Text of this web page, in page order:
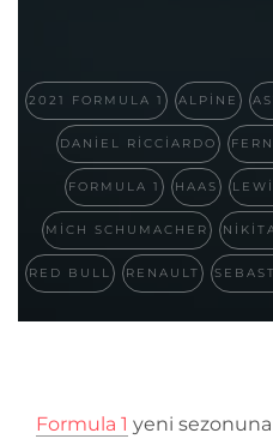
2021 FORMULA 1 ALPINE
DANIEL RICCIARDO
FORMULA 1 HAAS
MICH SCHUMACHER
RED BULL RENAULT
Formula 1 yeni sezonuna